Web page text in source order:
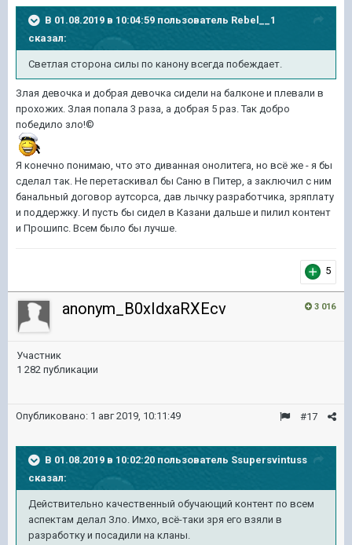
В 01.08.2019 в 10:04:59 пользователь Rebel__1
сказал:
Светлая сторона силы по канону всегда побеждает.
Злая девочка и добрая девочка сидели на балконе и плевали в
прохожих. Злая попала 3 раза, а добрая 5 раз. Так добро
победило зло!©
Я конечно понимаю, что это диванная онолитега, но всё же - я бы
сделал так. Не перетаскивал бы Саню в Питер, а заключил с ним
банальный договор аутсорса, дав лычку разработчика, зряплату
и поддержку. И пусть бы сидел в Казани дальше и пилил контент
и Прошипс. Всем было бы лучше.
5
3 016
anonym_B0xIdxaRXEcv
Участник
1 282 публикации
#17
Опубликовано: 1 авг 2019, 10:11:49
В 01.08.2019 в 10:02:20 пользователь Ssupersvintuss
сказал:
Действительно качественный обучающий контент по всем
аспектам делал Зло. Имхо, всё-таки зря его взяли в
разработку и посадили на кланы.